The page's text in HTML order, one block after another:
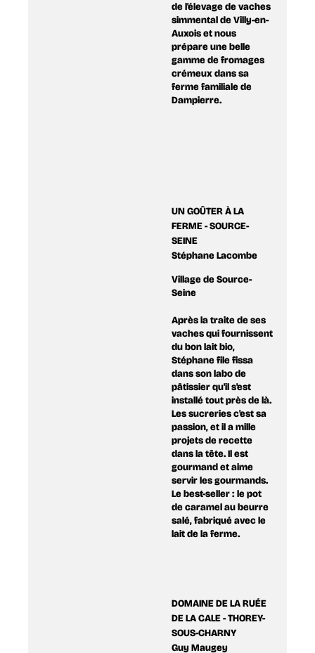
de l'élevage de vaches
simmental de Villy-en-
Auxois et nous
prépare une belle
gamme de fromages
crémeux dans sa
ferme familiale de
Dampierre.
UN GOÛTER À LA
FERME - SOURCE-
SEINE
Stéphane Lacombe
Village de Source-
Seine
Après la traite de ses
vaches qui fournissent
du bon lait bio,
Stéphane file fissa
dans son labo de
pâtissier qu'il s'est
installé tout près de là.
Les sucreries c'est sa
passion, et il a mille
projets de recette
dans la tête. Il est
gourmand et aime
servir les gourmands.
Le best-seller : le pot
de caramel au beurre
salé, fabriqué avec le
lait de la ferme.
DOMAINE DE LA RUÉE
DE LA CALE - THOREY-
SOUS-CHARNY
Guy Maugey